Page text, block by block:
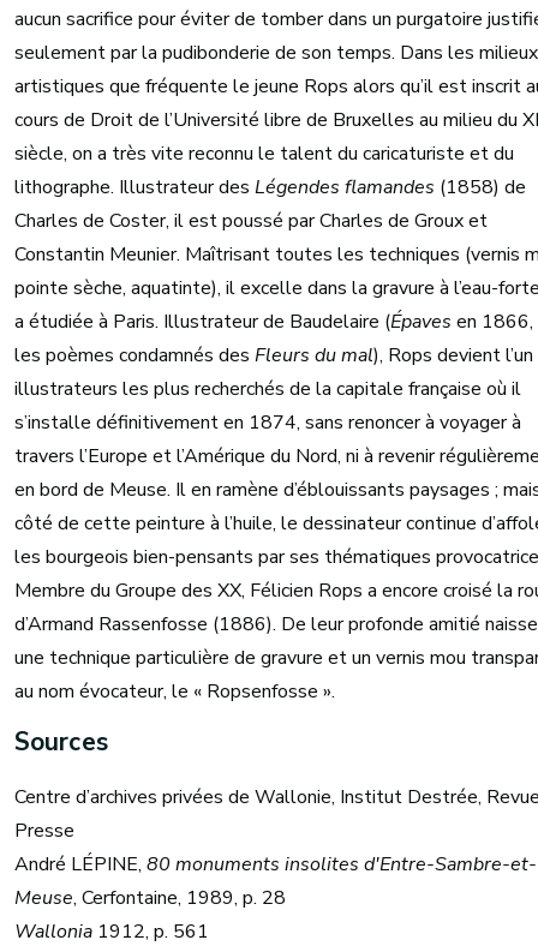
aucun sacrifice pour éviter de tomber dans un purgatoire
seulement par la pudibonderie de son temps. Dans les milieux
artistiques que fréquente le jeune Rops alors qu’il est inscrit
cours de Droit de l’Université libre de Bruxelles au milieu du
siècle, on a très vite reconnu le talent du caricaturiste et du
lithographe. Illustrateur des Légendes flamandes (1858) de
Charles de Coster, il est poussé par Charles de Groux et
Constantin Meunier. Maîtrisant toutes les techniques (vernis
pointe sèche, aquatinte), il excelle dans la gravure à l’eau-
a étudiée à Paris. Illustrateur de Baudelaire (Épaves en
les poèmes condamnés des Fleurs du mal), Rops devient
illustrateurs les plus recherchés de la capitale française où il
s’installe définitivement en 1874, sans renoncer à voyager à
travers l’Europe et l’Amérique du Nord, ni à revenir
en bord de Meuse. Il en ramène d’éblouissants paysages ;
côté de cette peinture à l’huile, le dessinateur continue
les bourgeois bien-pensants par ses thématiques
Membre du Groupe des XX, Félicien Rops a encore croisé la
d’Armand Rassenfosse (1886). De leur profonde amitié
une technique particulière de gravure et un vernis mou
au nom évocateur, le « Ropsenfosse ».
Sources
Centre d’archives privées de Wallonie, Institut Destrée,
Presse
André LÉPINE, 80 monuments insolites d'Entre-Sambre-et-
Meuse, Cerfontaine, 1989, p. 28
Wallonia 1912, p. 561